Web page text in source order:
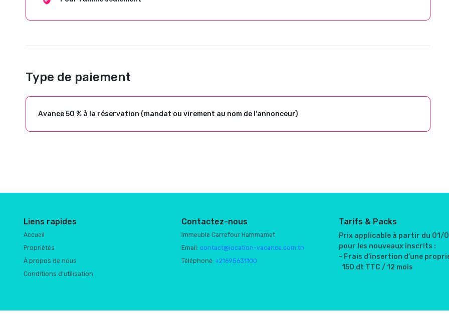
Type de paiement
Avance 50 % à la réservation (mandat ou virement au nom de l'annonceur)
Liens rapides
Accueil
Propriétés
À propos de nous
Conditions d'utilisation
Contactez-nous
Immeuble Carrefour Hammamet
Email: contact@location-vacance.com.tn
Téléphone: +21695631100
Tarifs & Packs
Prix applicable à partir du 01/
pour les nouveaux inscrits :
- Frais d’insertion d’une
150 dt TTC / 12 mois